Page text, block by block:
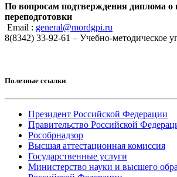
По вопросам подтверждения диплома о
переподготовки
Email : general@mordgpi.ru
8(8342) 33-92-61 – Учебно-методическое
Полезные ссылки
Президент Российской Федерации
Правительство Российской
Рособрнадзор
Высшая аттестационная комиссия
Государственные услуги
Министерство науки и высшего